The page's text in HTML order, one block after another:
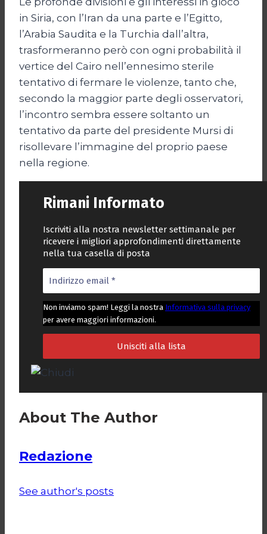
in Siria, con l’Iran da una parte e l’Egitto,
l’Arabia Saudita e la Turchia dall’altra,
trasformeranno però con ogni probabilità il
vertice del Cairo nell’ennesimo sterile
tentativo di fermare le violenze, tanto che,
secondo la maggior parte degli osservatori,
l’incontro sembra essere soltanto un
tentativo da parte del presidente Mursi di
risollevare l’immagine del proprio paese
nella regione.
Rimani Informato
Iscriviti alla nostra newsletter settimanale per
ricevere i migliori approfondimenti direttamente
nella tua casella di posta
Non inviamo spam! Leggi la nostra Informativa sulla privacy
per avere maggiori informazioni.
About The Author
Redazione
See author's posts